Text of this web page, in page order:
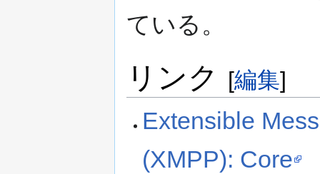
ている。
リンク [編集]
Extensible
(XMPP): Core